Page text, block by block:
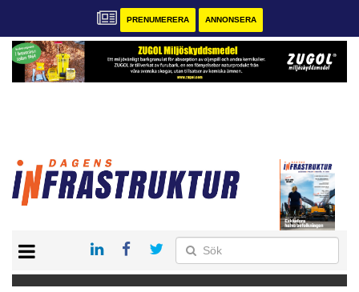
PRENUMERERA ANNONSERA